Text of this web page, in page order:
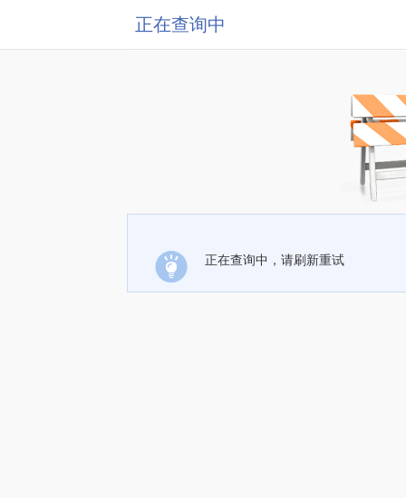
正在查询中
正在查询中，请刷新重试